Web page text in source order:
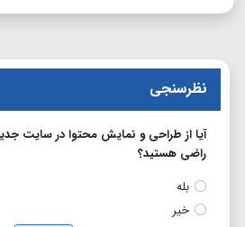
نظرسنجی
آیا از طراحی و نمایش محتوا در سایت
راضی هستید؟
بله
خیر